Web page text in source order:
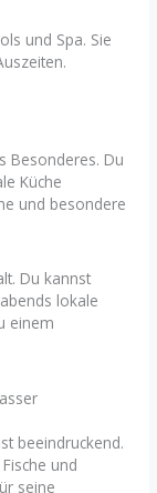
und Spa. Sie
Besonderes. Du
Küche
und besondere
Du kannst
lokale
einem
beeindruckend.
und
seine